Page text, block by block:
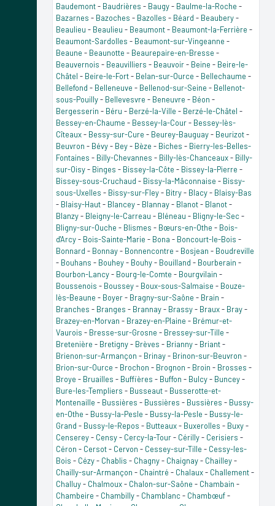
Baudemont- Baudrières - Baugy- Baulme-la-Roche -
Bazarnes - Bazoches - Bazolles - Béard - Beaubery-
Beaulieu - Beaulieu - Beaumont- Beaumont-la-Ferrière -
Beaumont-Sardolles - Beaumont-sur-Vingeanne -
Beaune - Beaunotte - Beaurepaire-en-Bresse -
Beauvernois - Beauvilliers - Beauvoir- Beine - Beire-le-
Châtel - Beire-le-Fort- Belan-sur-Ource - Bellechaume -
Bellefond - Belleneuve - Bellenod-sur-Seine - Bellenot-
sous-Pouilly- Bellevesvre - Beneuvre - Béon -
Bergesserin - Béru - Berzé-la-Ville - Berzé-le-Châtel -
Bessey-en-Chaume - Bessey-la-Cour- Bessey-lès-
Cîteaux- Bessy-sur-Cure - Beurey-Bauguay- Beurizot-
Beuvron - Bévy- Bey- Bèze - Biches - Bierry-les-Belles-
Fontaines - Billy-Chevannes - Billy-lès-Chanceaux- Billy-
sur-Oisy- Binges - Bissey-la-Côte - Bissey-la-Pierre -
Bissey-sous-Cruchaud - Bissy-la-Mâconnaise - Bissy-
sous-Uxelles - Bissy-sur-Fley- Bitry- Blacy- Blaisy-Bas
- Blaisy-Haut- Blancey- Blannay- Blanot- Blanot-
Blanzy- Bleigny-le-Carreau - Bléneau - Bligny-le-Sec -
Bligny-sur-Ouche - Blismes - Bœurs-en-Othe - Bois-
d'Arcy- Bois-Sainte-Marie - Bona - Boncourt-le-Bois -
Bonnard - Bonnay- Bonnencontre - Bosjean - Boudreville
- Bouhans - Bouhey- Bouhy- Bouilland - Bourberain -
Bourbon-Lancy- Bourg-le-Comte - Bourgvilain -
Boussenois - Boussey- Boux-sous-Salmaise - Bouze-
lès-Beaune - Boyer- Bragny-sur-Saône - Brain -
Branches - Branges - Brannay- Brassy- Braux- Bray-
Brazey-en-Morvan - Brazey-en-Plaine - Brémur-et-
Vaurois - Bresse-sur-Grosne - Bressey-sur-Tille -
Bretenière - Bretigny- Brèves - Brianny- Briant-
Brienon-sur-Armançon - Brinay- Brinon-sur-Beuvron -
Brion-sur-Ource - Brochon - Brognon - Broin - Brosses -
Broye - Bruailles - Buffières - Buffon - Bulcy- Buncey-
Bure-les-Templiers - Busseaut- Busserotte-et-
Montenaille - Bussières - Bussières - Bussières - Bussy-
en-Othe - Bussy-la-Pesle - Bussy-la-Pesle - Bussy-le-
Grand - Bussy-le-Repos - Butteaux- Buxerolles - Buxy-
Censerey- Censy- Cercy-la-Tour- Cérilly- Cerisiers -
Céron - Cersot- Cervon - Cessey-sur-Tille - Cessy-les-
Bois - Cézy- Chablis - Chagny- Chaignay- Chailley-
Chailly-sur-Armançon - Chaintré - Chalaux- Challement-
Challuy- Chalmoux- Chalon-sur-Saône - Chambain -
Chambeire - Chambilly- Chamblanc - Chambœuf-